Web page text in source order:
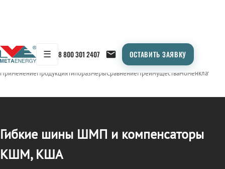
☰ 8 800 301 2407 ОСТАВИТЬ ЗАЯВКУ
← Продукция/ШМП, КШМ, КША
ПрименениеПродукцияТипоразмерыСравнениеПреимуществаНоменклатура
Гибкие шины ШМП и компенсаторы
КШМ, КША